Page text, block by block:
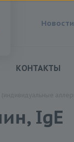
Новости
КОНТАКТЫ
IgE